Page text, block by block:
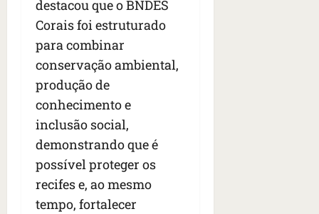
destacou que o BNDES
Corais foi estruturado
para combinar
conservação ambiental,
produção de
conhecimento e
inclusão social,
demonstrando que é
possível proteger os
recifes e, ao mesmo
tempo, fortalecer